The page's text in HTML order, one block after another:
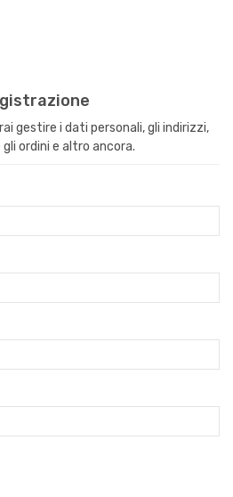
gestire i dati personali, gli indirizzi,
ordini e altro ancora.